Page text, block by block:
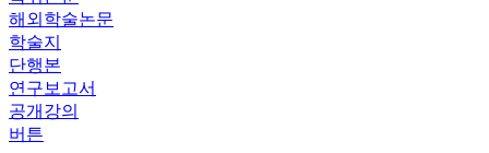
해외학술논문
학술지
단행본
연구보고서
공개강의
버튼